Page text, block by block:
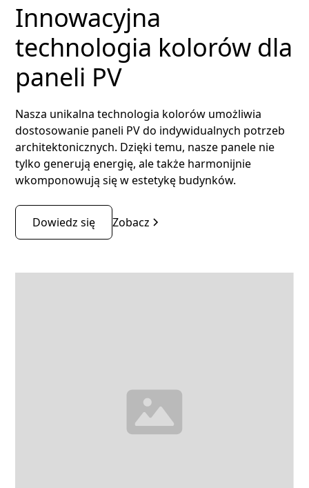
Innowacyjna
technologia kolorów dla
paneli PV
Nasza unikalna technologia kolorów umożliwia
dostosowanie paneli PV do indywidualnych potrzeb
architektonicznych. Dzięki temu, nasze panele nie
tylko generują energię, ale także harmonijnie
wkomponowują się w estetykę budynków.
Dowiedz się Zobacz